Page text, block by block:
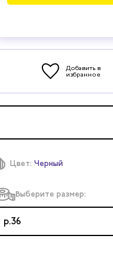
Цвет: Черный
Выберите размер:
р.36
Добавить в
избранное